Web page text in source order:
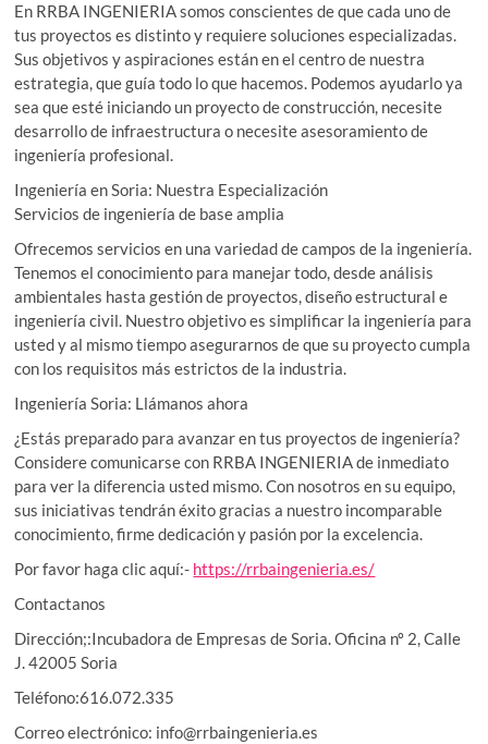
En RRBA INGENIERIA somos conscientes de que cada uno de
tus proyectos es distinto y requiere soluciones especializadas.
Sus objetivos y aspiraciones están en el centro de nuestra
estrategia, que guía todo lo que hacemos. Podemos ayudarlo ya
sea que esté iniciando un proyecto de construcción, necesite
desarrollo de infraestructura o necesite asesoramiento de
ingeniería profesional.
Ingeniería en Soria: Nuestra Especialización
Servicios de ingeniería de base amplia
Ofrecemos servicios en una variedad de campos de la ingeniería.
Tenemos el conocimiento para manejar todo, desde análisis
ambientales hasta gestión de proyectos, diseño estructural e
ingeniería civil. Nuestro objetivo es simplificar la ingeniería para
usted y al mismo tiempo asegurarnos de que su proyecto cumpla
con los requisitos más estrictos de la industria.
Ingeniería Soria: Llámanos ahora
¿Estás preparado para avanzar en tus proyectos de ingeniería?
Considere comunicarse con RRBA INGENIERIA de inmediato
para ver la diferencia usted mismo. Con nosotros en su equipo,
sus iniciativas tendrán éxito gracias a nuestro incomparable
conocimiento, firme dedicación y pasión por la excelencia.
Por favor haga clic aquí:- https://rrbaingenieria.es/
Contactanos
Dirección;:Incubadora de Empresas de Soria. Oficina nº 2, Calle
J. 42005 Soria
Teléfono:616.072.335
Correo electrónico: info@rrbaingenieria.es